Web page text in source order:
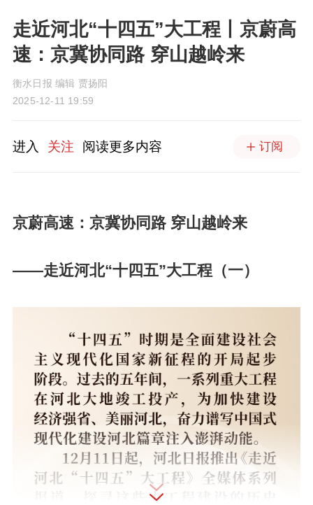
走近河北“十四五”大工程丨京蔚高
速：京冀协同路 穿山越岭来
衡水日报 编辑 贾扬阳
2025-12-11 19:59
进入 关注 阅读更多内容 订阅
京蔚高速：京冀协同路 穿山越岭来
——走近河北“十四五”大工程（一）